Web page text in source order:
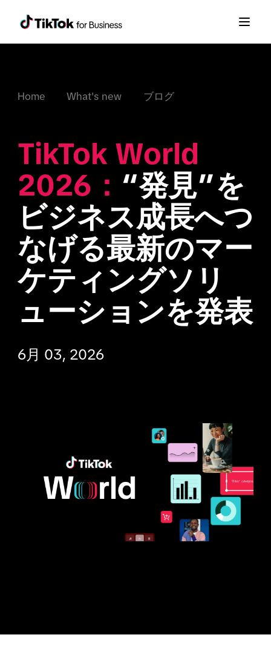
Home What's new ブログ
TikTok World
2026： “発見”を
ビジネス成長へつ
なげる最新のマー
ケティングソリ
ューションを発表
6月 03, 2026